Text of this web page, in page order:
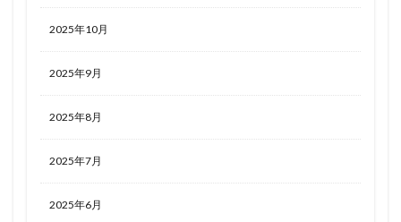
2025年10月
2025年9月
2025年8月
2025年7月
2025年6月